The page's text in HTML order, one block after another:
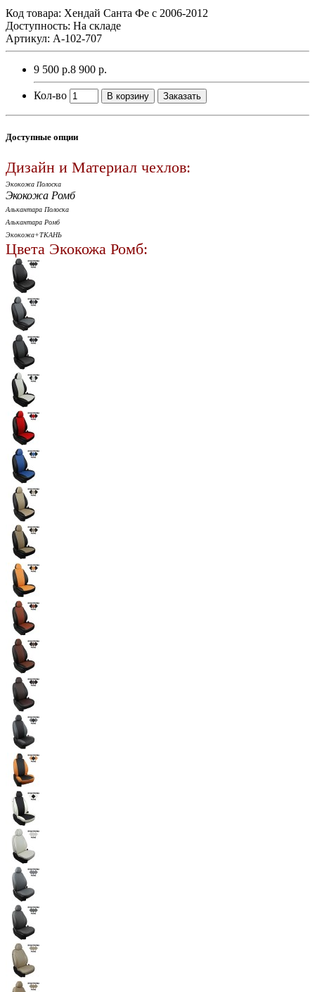
Код товара: Хендай Санта Фе с 2006-2012
Доступность: На складе
Артикул: A-102-707
9 500 р.8 900 р.
Кол-во В корзину Заказать
Доступные опции
Дизайн и Материал чехлов:
Экокожа Полоска
Экокожа Ромб
Алькантара Полоска
Алькантара Ромб
Экокожа+ТКАНЬ
Цвета Экокожа Ромб: